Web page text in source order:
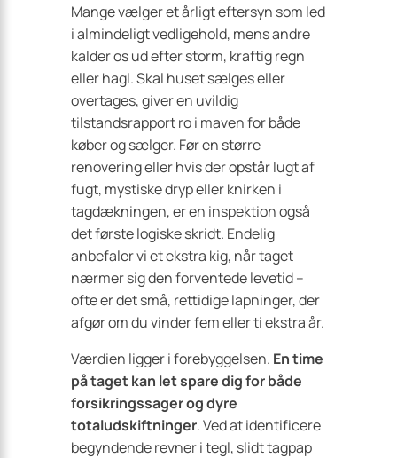
Mange vælger et årligt eftersyn som led
i almindeligt vedligehold, mens andre
kalder os ud efter storm, kraftig regn
eller hagl. Skal huset sælges eller
overtages, giver en uvildig
tilstandsrapport ro i maven for både
køber og sælger. Før en større
renovering eller hvis der opstår lugt af
fugt, mystiske dryp eller knirken i
tagdækningen, er en inspektion også
det første logiske skridt. Endelig
anbefaler vi et ekstra kig, når taget
nærmer sig den forventede levetid –
ofte er det små, rettidige lapninger, der
afgør om du vinder fem eller ti ekstra år.
Værdien ligger i forebyggelsen. En time
på taget kan let spare dig for både
forsikringssager og dyre
totaludskiftninger. Ved at identificere
begyndende revner i tegl, slidt tagpap